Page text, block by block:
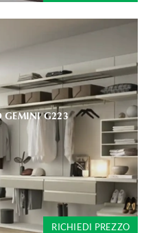
GEMINI G223
RICHIEDI PREZZO